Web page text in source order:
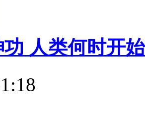
人类何时开